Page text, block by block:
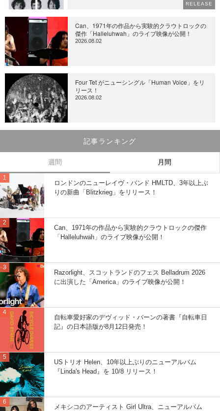
RELEASE
Can、1971年の作品から実験的クラウトロックの
傑作「Halleluhwah」のライブ映像が公開！
2026.08.02
Four Tet がニューシングル「Human Voice」をリ
リース！
2026.08.02
記事ランキング
週間 月間
ロンドンのニューレイヴ・バンド HMLTD、3年以上ぶ
りの新曲「Blitzkrieg」をリリース！
Can、1971年の作品から実験的クラウトロックの傑作
「Halleluhwah」のライブ映像が公開！
Razorlight、スコットランドのフェス Belladrum 2026
に出演した「America」のライブ映像が公開！
自転車愛好家のデヴィッド・バーンの著書『自転車日
記』の日本語版が8月12日発売！
USトリオ Helen、10年以上ぶりのニューアルバム
『Linda's Head』を 10/8 リリース！
メキシコのアーティスト Girl Ultra、ニューアルバム